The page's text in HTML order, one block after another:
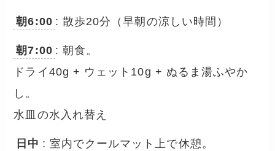
朝6:00 : 散歩20分（早朝の涼しい時間）
朝7:00 : 朝食。
ドライ40g + ウェット10g + ぬるま湯ふやか
し。
水皿の水入れ替え
日中 : 室内でクールマット上で休憩。